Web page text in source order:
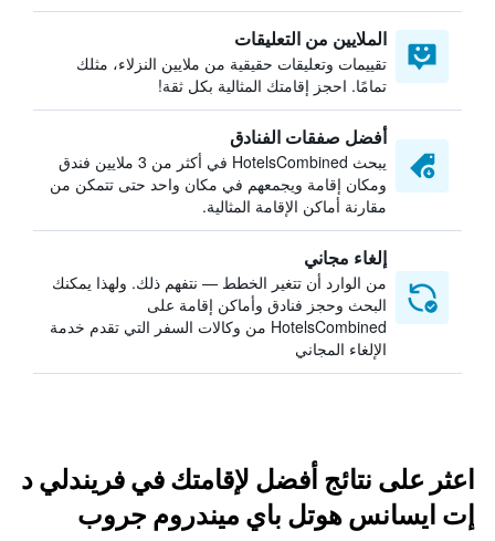
الملايين من التعليقات
تقييمات وتعليقات حقيقية من ملايين النزلاء، مثلك
تمامًا. احجز إقامتك المثالية بكل ثقة!
أفضل صفقات الفنادق
يبحث HotelsCombined في أكثر من 3 ملايين فندق
ومكان إقامة ويجمعهم في مكان واحد حتى تتمكن من
مقارنة أماكن الإقامة المثالية.
إلغاء مجاني
من الوارد أن تتغير الخطط — نتفهم ذلك. ولهذا يمكنك
البحث وحجز فنادق وأماكن إقامة على
HotelsCombined من وكالات السفر التي تقدم خدمة
الإلغاء المجاني
اعثر على نتائج أفضل لإقامتك في فريندلي د
إت ايسانس هوتل باي ميندروم جروب